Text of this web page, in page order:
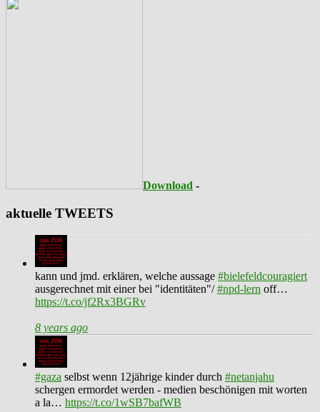
Download -
aktuelle TWEETS
kann und jmd. erklären, welche aussage #bielefeldcouragiert
ausgerechnet mit einer bei "identitäten"/#npd-lern off…
https://t.co/jf2Rx3BGRv
8 years ago
#gaza selbst wenn 12jährige kinder durch #netanjahu
schergen ermordet werden - medien beschönigen mit worten
a la… https://t.co/1wSB7bafWB